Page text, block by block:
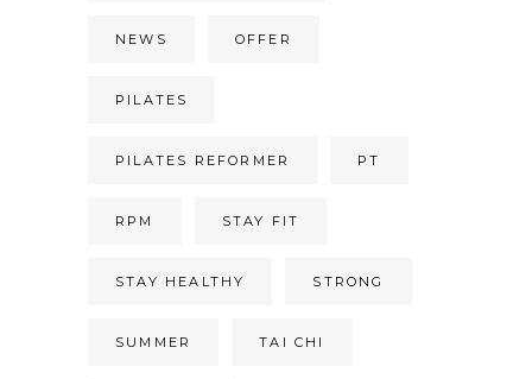
NEWS OFFER
PILATES
PILATES REFORMER PT
RPM STAY FIT
STAY HEALTHY STRONG
SUMMER TAI CHI